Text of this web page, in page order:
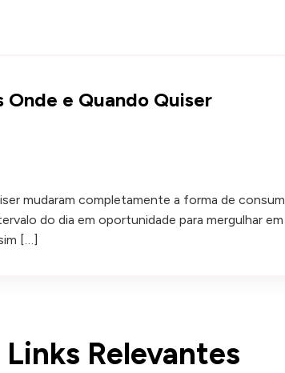
e Quando Quiser
mudaram completamente a forma de
do dia em oportunidade para mergulhar
[…]
Links Relevantes